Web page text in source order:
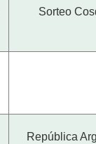
Sorteo
República